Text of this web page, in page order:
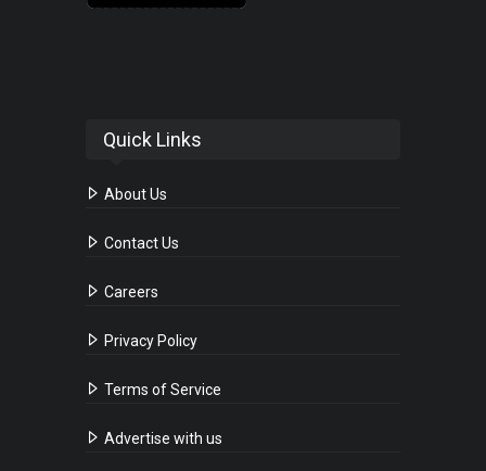
Quick Links
About Us
Contact Us
Careers
Privacy Policy
Terms of Service
Advertise with us